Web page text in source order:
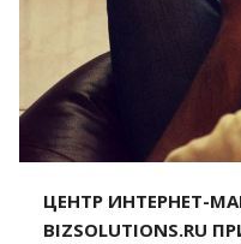
ЦЕНТР ИНТЕРНЕТ-
BIZSOLUTIONS.RU